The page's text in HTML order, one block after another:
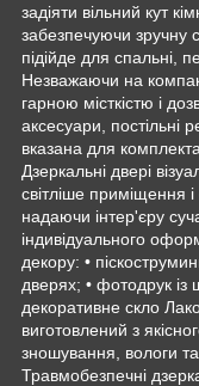
задіяти вільний кут
забезпечуючи зручну
підійде для спальні,
Незважаючи на
гарною місткістю і
аксесуари, постільні
вказана для
Дзеркальні двері
світліше приміщення
надаючи інтер'єру
індивідуального
декору: •
дверях; • фотодрук
декоративне скло
виготовлений з
зношування, вологи
Травмобезпечні